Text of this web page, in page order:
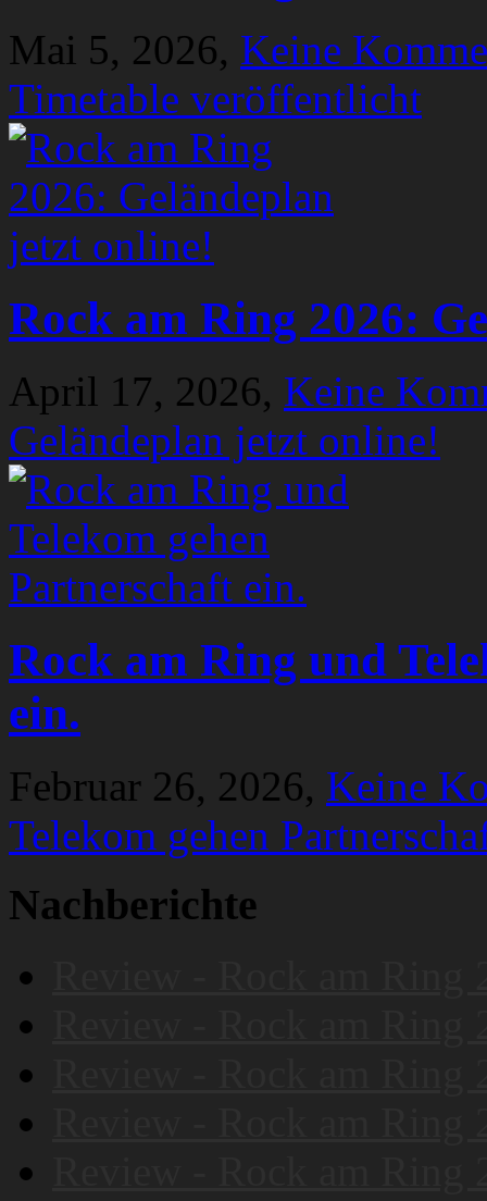
Mai 5, 2026, Keine
Timetable veröffentlicht
Rock am Ring 2026:
April 17, 2026, Keine
Geländeplan jetzt online!
Rock am Ring und
ein.
Februar 26, 2026, Keine
Telekom gehen
Nachberichte